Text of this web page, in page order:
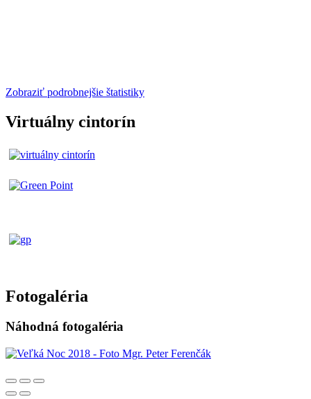
Zobraziť podrobnejšie štatistiky
Virtuálny cintorín
Fotogaléria
Náhodná fotogaléria